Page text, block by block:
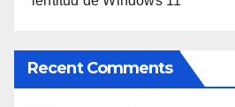
Recent Comments